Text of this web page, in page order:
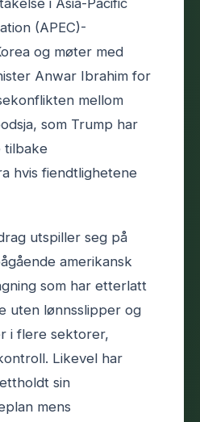
i Asia-Pacific
(APEC)-
og møter med
Anwar Ibrahim for
mellom
som Trump har
tilbake
hvis fiendtlighetene
utspiller seg på
amerikansk
som har etterlatt
uten lønnsslipper og
i flere sektorer,
Likevel har
sin
mens